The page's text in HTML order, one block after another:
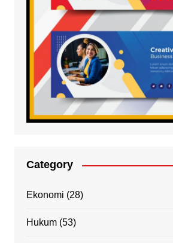
Category
Ekonomi (28)
Hukum(53)